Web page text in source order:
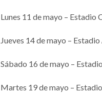
Lunes 11 de mayo – Estadio
Jueves 14 de mayo –
Sábado 16 de mayo –
Martes 19 de mayo –